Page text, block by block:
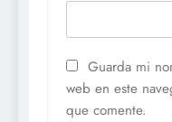
Guarda mi
web en este
que comente.